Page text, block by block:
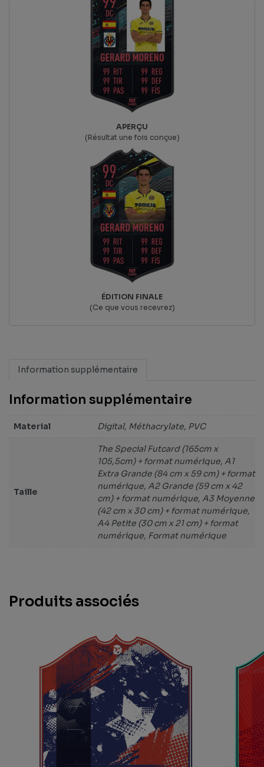
APERÇU
(Résultat une fois conçue)
ÉDITION FINALE
(Ce que vous recevrez)
Information supplémentaire
Information supplémentaire
Material Digital, Méthacrylate, PVC
Taille
The Special Futcard (165cm x
105,5cm) + format numérique, A1
Extra Grande (84 cm x 59 cm) + format
numérique, A2 Grande (59 cm x 42
cm) + format numérique, A3 Moyenne
(42 cm x 30 cm) + format numérique,
A4 Petite (30 cm x 21 cm) + format
numérique, Format numérique
Produits associés